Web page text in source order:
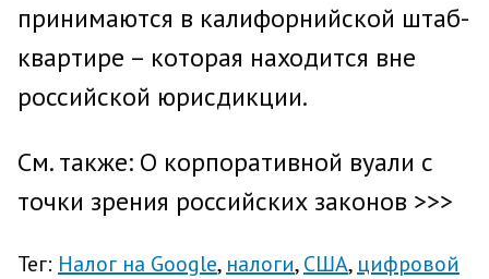
принимаются в калифорнийской штаб-
квартире – которая находится вне
российской юрисдикции.
См. также: О корпоративной вуали с
точки зрения российских законов >>>
Тег: Налог на Google налоги США цифровой